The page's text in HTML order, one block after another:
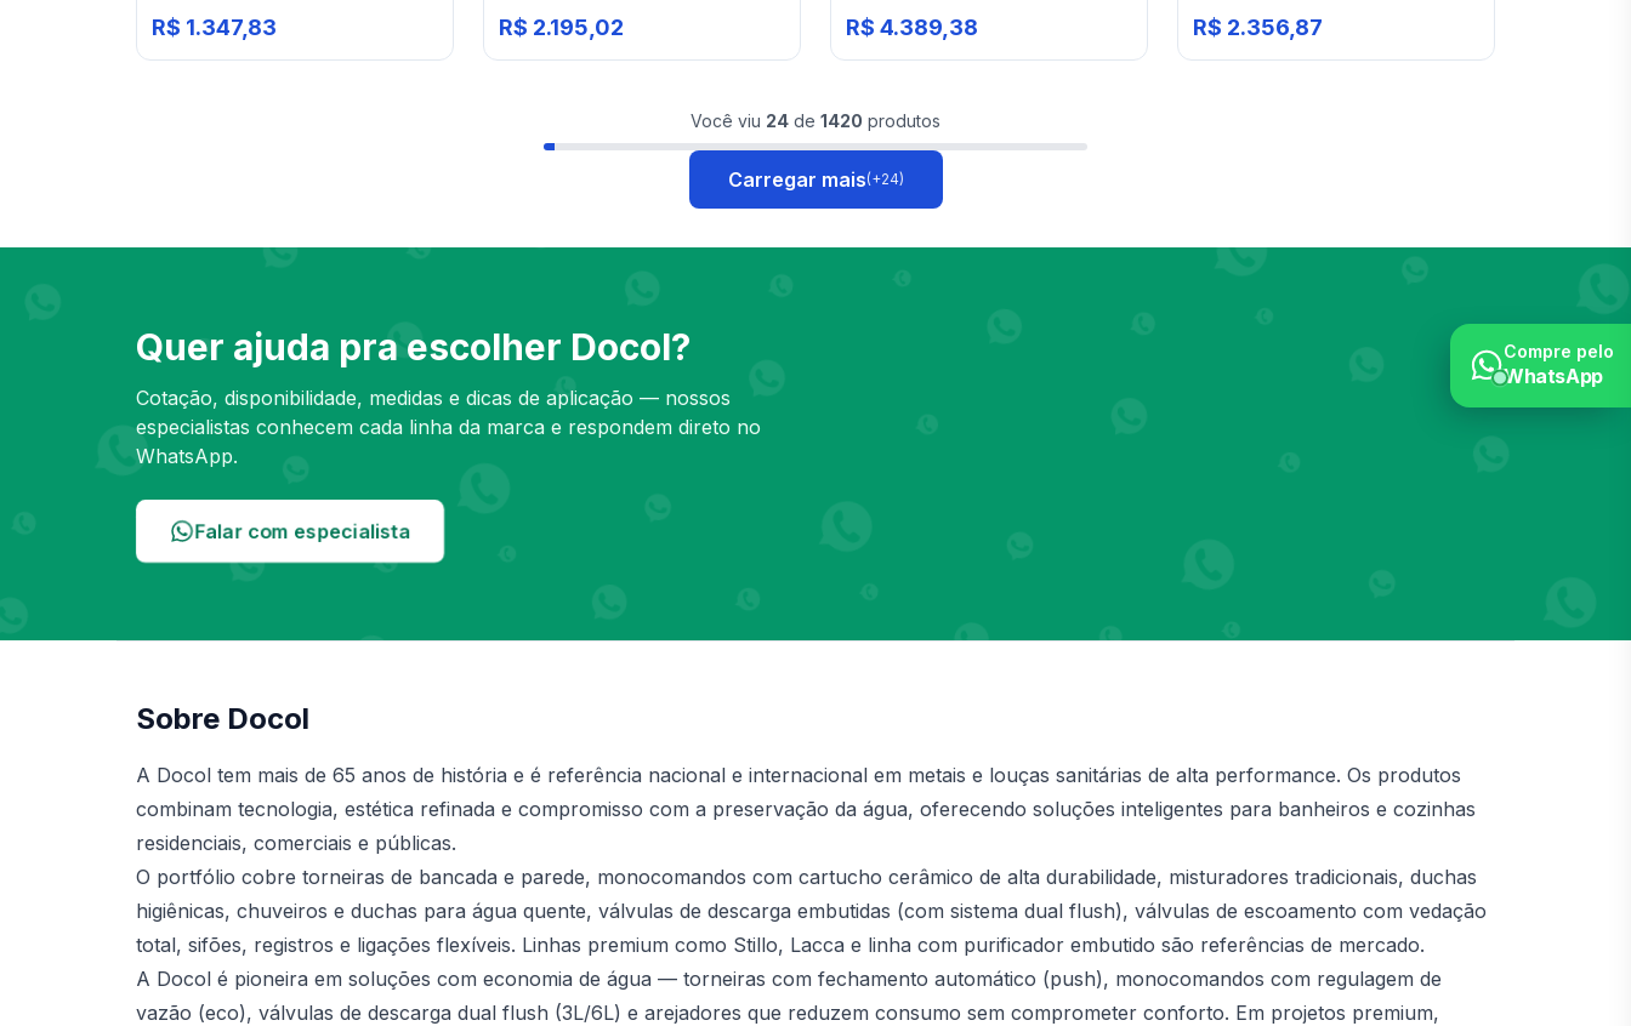
R$ 1.347,83 R$ 2.195,02 R$ 4.389,38 R$ 2.356,87
Você viu 24 de 1420 produtos
Carregar mais(+24)
Quer ajuda pra escolher Docol?
Cotação, disponibilidade, medidas e dicas de aplicação — nossos
especialistas conhecem cada linha da marca e respondem direto no
WhatsApp.
Falar com especialista
Sobre Docol
A Docol tem mais de 65 anos de história e é referência nacional e internacional em metais e louças sanitárias de alta performance. Os produtos
combinam tecnologia, estética refinada e compromisso com a preservação da água, oferecendo soluções inteligentes para banheiros e cozinhas
residenciais, comerciais e públicas.
O portfólio cobre torneiras de bancada e parede, monocomandos com cartucho cerâmico de alta durabilidade, misturadores tradicionais, duchas
higiênicas, chuveiros e duchas para água quente, válvulas de descarga embutidas (com sistema dual flush), válvulas de escoamento com vedação
total, sifões, registros e ligações flexíveis. Linhas premium como Stillo, Lacca e linha com purificador embutido são referências de mercado.
A Docol é pioneira em soluções com economia de água — torneiras com fechamento automático (push), monocomandos com regulagem de
vazão (eco), válvulas de descarga dual flush (3L/6L) e arejadores que reduzem consumo sem comprometer conforto. Em projetos premium,
Compre pelo
WhatsApp